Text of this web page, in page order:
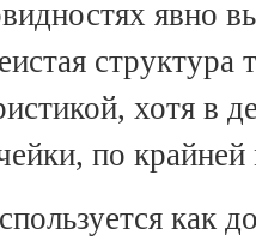
явно
структура
хотя в
по
как